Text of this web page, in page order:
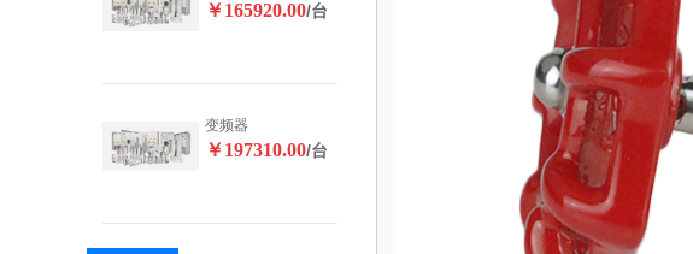
￥165920.00/台
变频器
￥197310.00/台